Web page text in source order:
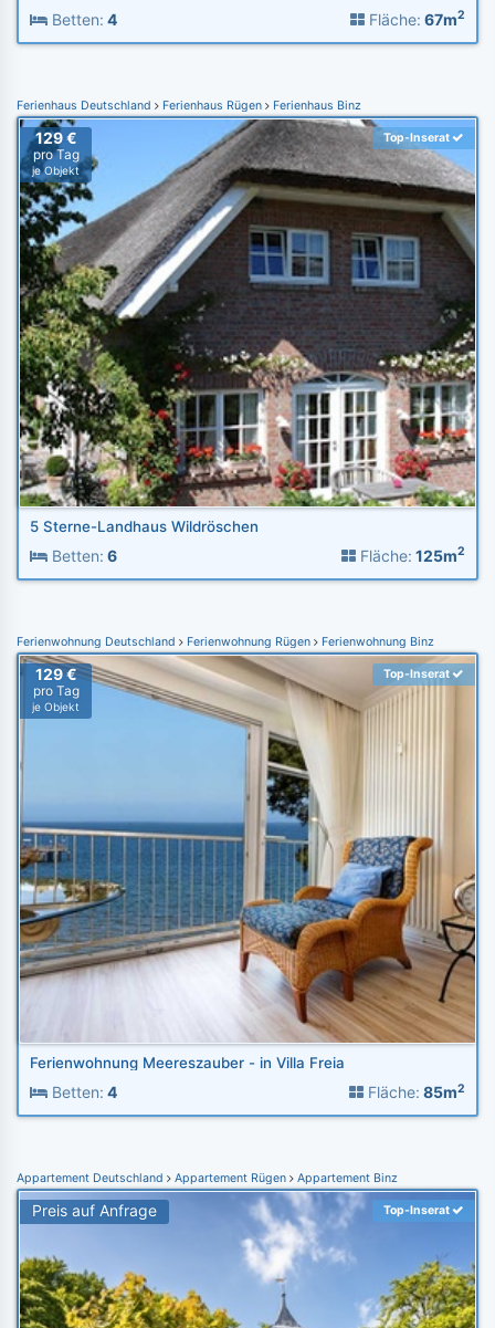
Betten: 4 Fläche: 67m2
Ferienhaus Deutschland Ferienhaus Rügen Ferienhaus Binz
129 €
pro Tag
je Objekt
Top-Inserat
5 Sterne-Landhaus Wildröschen
Betten: 6 Fläche: 125m2
Ferienwohnung Deutschland Ferienwohnung Rügen Ferienwohnung Binz
129 €
pro Tag
je Objekt
Top-Inserat
Ferienwohnung Meereszauber - in Villa Freia
Betten: 4 Fläche: 85m2
Appartement Deutschland Appartement Rügen Appartement Binz
Preis auf Anfrage Top-Inserat